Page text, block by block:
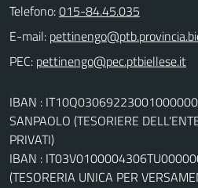
Telefono:015-84.45.035
E-mail:
PEC:
IBAN :
SANPAOLO (TESORIERE
PRIVATI)
IBAN :
(TESORERIA UNICA PER